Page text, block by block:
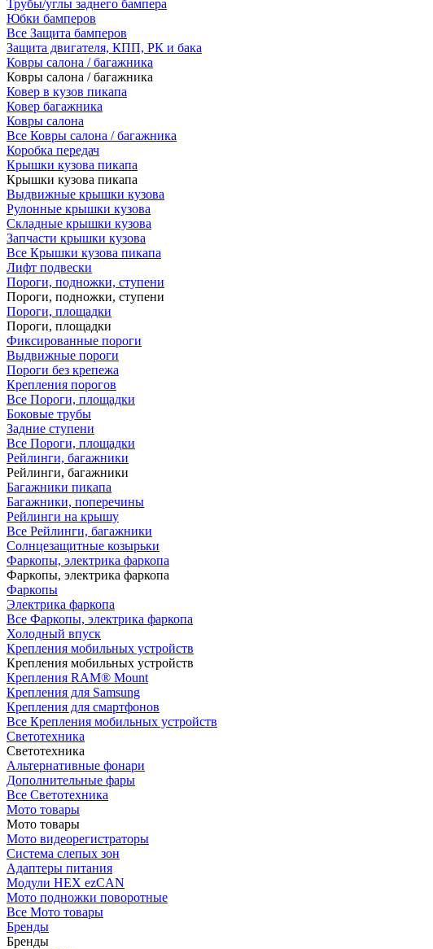
Трубы/углы заднего бампера
Юбки бамперов
Все Защита бамперов
Защита двигателя, КПП, РК и бака
Ковры салона / багажника
Ковры салона / багажника
Ковер в кузов пикапа
Ковер багажника
Ковры салона
Все Ковры салона / багажника
Коробка передач
Крышки кузова пикапа
Крышки кузова пикапа
Выдвижные крышки кузова
Рулонные крышки кузова
Складные крышки кузова
Запчасти крышки кузова
Все Крышки кузова пикапа
Лифт подвески
Пороги, подножки, ступени
Пороги, подножки, ступени
Пороги, площадки
Пороги, площадки
Фиксированные пороги
Выдвижные пороги
Пороги без крепежа
Крепления порогов
Все Пороги, площадки
Боковые трубы
Задние ступени
Все Пороги, площадки
Рейлинги, багажники
Рейлинги, багажники
Багажники пикапа
Багажники, поперечины
Рейлинги на крышу
Все Рейлинги, багажники
Солнцезащитные козырьки
Фаркопы, электрика фаркопа
Фаркопы, электрика фаркопа
Фаркопы
Электрика фаркопа
Все Фаркопы, электрика фаркопа
Холодный впуск
Крепления мобильных устройств
Крепления мобильных устройств
Крепления RAM® Mount
Крепления для Samsung
Крепления для смартфонов
Все Крепления мобильных устройств
Светотехника
Светотехника
Альтернативные фонари
Дополнительные фары
Все Светотехника
Мото товары
Мото товары
Мото видеорегистраторы
Система слепых зон
Адаптеры питания
Модули HEX ezCAN
Мото подножки поворотные
Все Мото товары
Бренды
Бренды